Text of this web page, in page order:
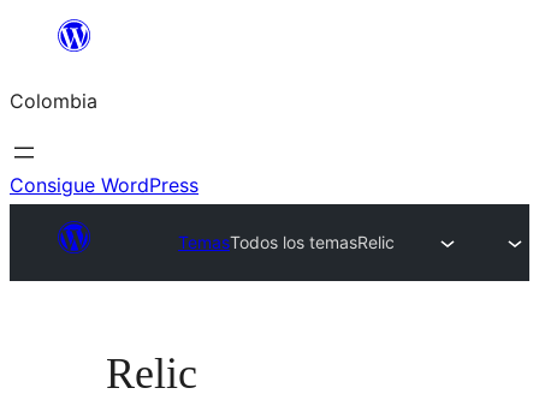
Saltar
contenido
Colombia
Consigue WordPress
TemasTodos los temasRelic
Relic